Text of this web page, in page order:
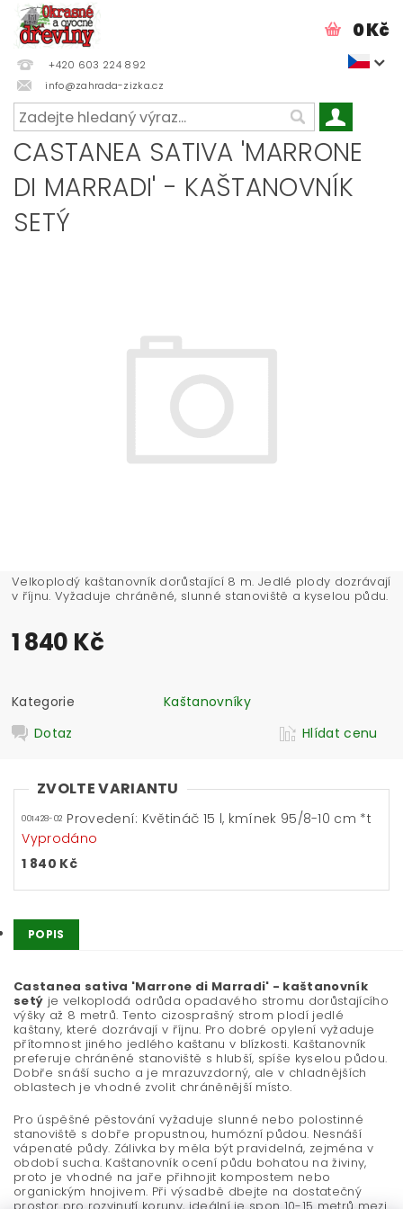
+420 603 224 892
info@zahrada-zizka.cz
0 Kč
CASTANEA SATIVA 'MARRONE
DI MARRADI' - KAŠTANOVNÍK
SETÝ
Velkoplodý kaštanovník dorůstající 8 m. Jedlé plody dozrávají
v říjnu. Vyžaduje chráněné, slunné stanoviště a kyselou půdu.
1 840 Kč
Kategorie
Kaštanovníky
Dotaz
Hlídat cenu
ZVOLTE VARIANTU
001428-02 Provedení: Květináč 15 l, kmínek 95/8-10 cm *t
Vyprodáno
1 840 Kč
POPIS
Castanea sativa 'Marrone di Marradi' - kaštanovník
setý je velkoplodá odrůda opadavého stromu dorůstajícího
výšky až 8 metrů. Tento cizosprašný strom plodí jedlé
kaštany, které dozrávají v říjnu. Pro dobré opylení vyžaduje
přítomnost jiného jedlého kaštanu v blízkosti. Kaštanovník
preferuje chráněné stanoviště s hlubší, spíše kyselou půdou.
Dobře snáší sucho a je mrazuvzdorný, ale v chladnějších
oblastech je vhodné zvolit chráněnější místo.
Pro úspěšné pěstování vyžaduje slunné nebo polostinné
stanoviště s dobře propustnou, humózní půdou. Nesnáší
vápenaté půdy. Zálivka by měla být pravidelná, zejména v
období sucha. Kaštanovník ocení půdu bohatou na živiny,
proto je vhodné na jaře přihnojit kompostem nebo
organickým hnojivem. Při výsadbě dbejte na dostatečný